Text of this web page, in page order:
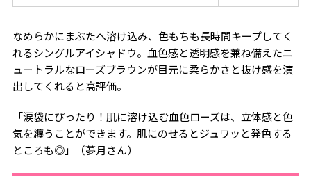
なめらかにまぶたへ溶け込み、色もちも長時間キープしてく
れるシングルアイシャドウ。血色感と透明感を兼ね備えたニ
ュートラルなローズブラウンが目元に柔らかさと抜け感を演
出してくれると高評価。
「涙袋にぴったり！肌に溶け込む血色ローズは、立体感と色
気を纏うことができます。肌にのせるとジュワッと発色する
ところも◎」（夢月さん）